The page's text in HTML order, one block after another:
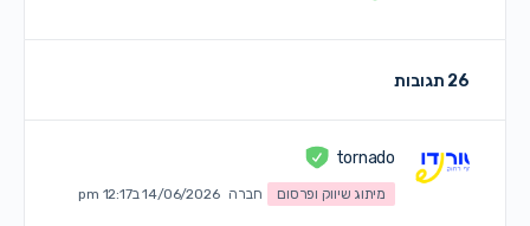
26 תגובות
tornado
מיתוג שיווק ופרסום חברה 14/06/2026 ב12:17 pm